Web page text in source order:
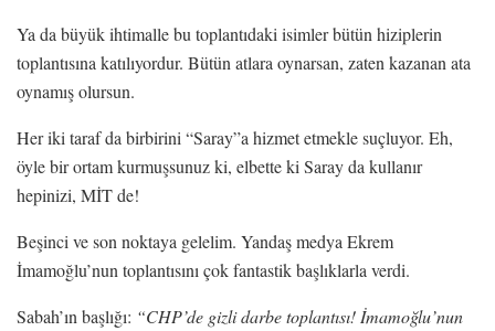
Ya da büyük ihtimalle bu toplantıdaki isimler bütün hiziplerin
toplantısına katılıyordur. Bütün atlara oynarsan, zaten kazanan ata
oynamış olursun.
Her iki taraf da birbirini “Saray”a hizmet etmekle suçluyor. Eh,
öyle bir ortam kurmuşsunuz ki, elbette ki Saray da kullanır
hepinizi, MİT de!
Beşinci ve son noktaya gelelim. Yandaş medya Ekrem
İmamoğlu’nun toplantısını çok fantastik başlıklarla verdi.
Sabah’ın başlığı: “CHP’de gizli darbe toplantısı! İmamoğlu’nun